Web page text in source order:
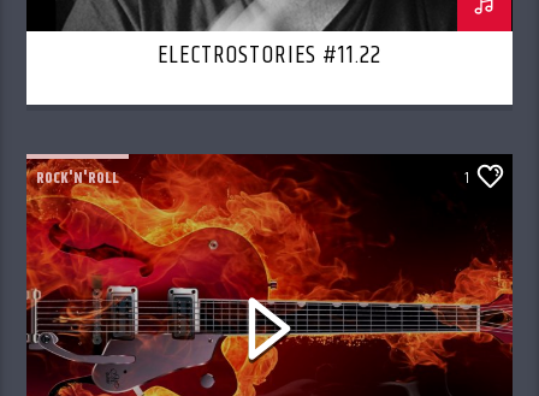
ELECTROSTORIES #11.22
ROCK'N'ROLL 1